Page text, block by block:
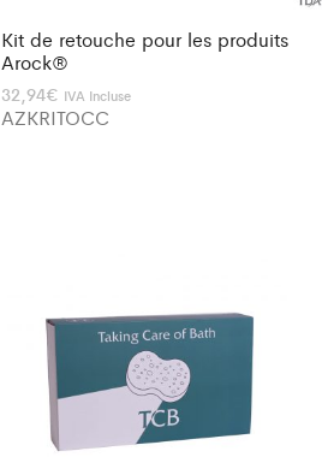
Kit de retouche pour les produits
Arock®
32,94€ IVA Incluse
AZKRITOCC